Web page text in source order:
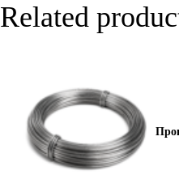
Related